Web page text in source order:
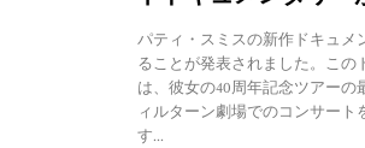
パティ・スミスの新作ドキュメ
ることが発表されました。この
は、彼女の40周年記念ツアーの
ィルターン劇場でのコンサート
す...